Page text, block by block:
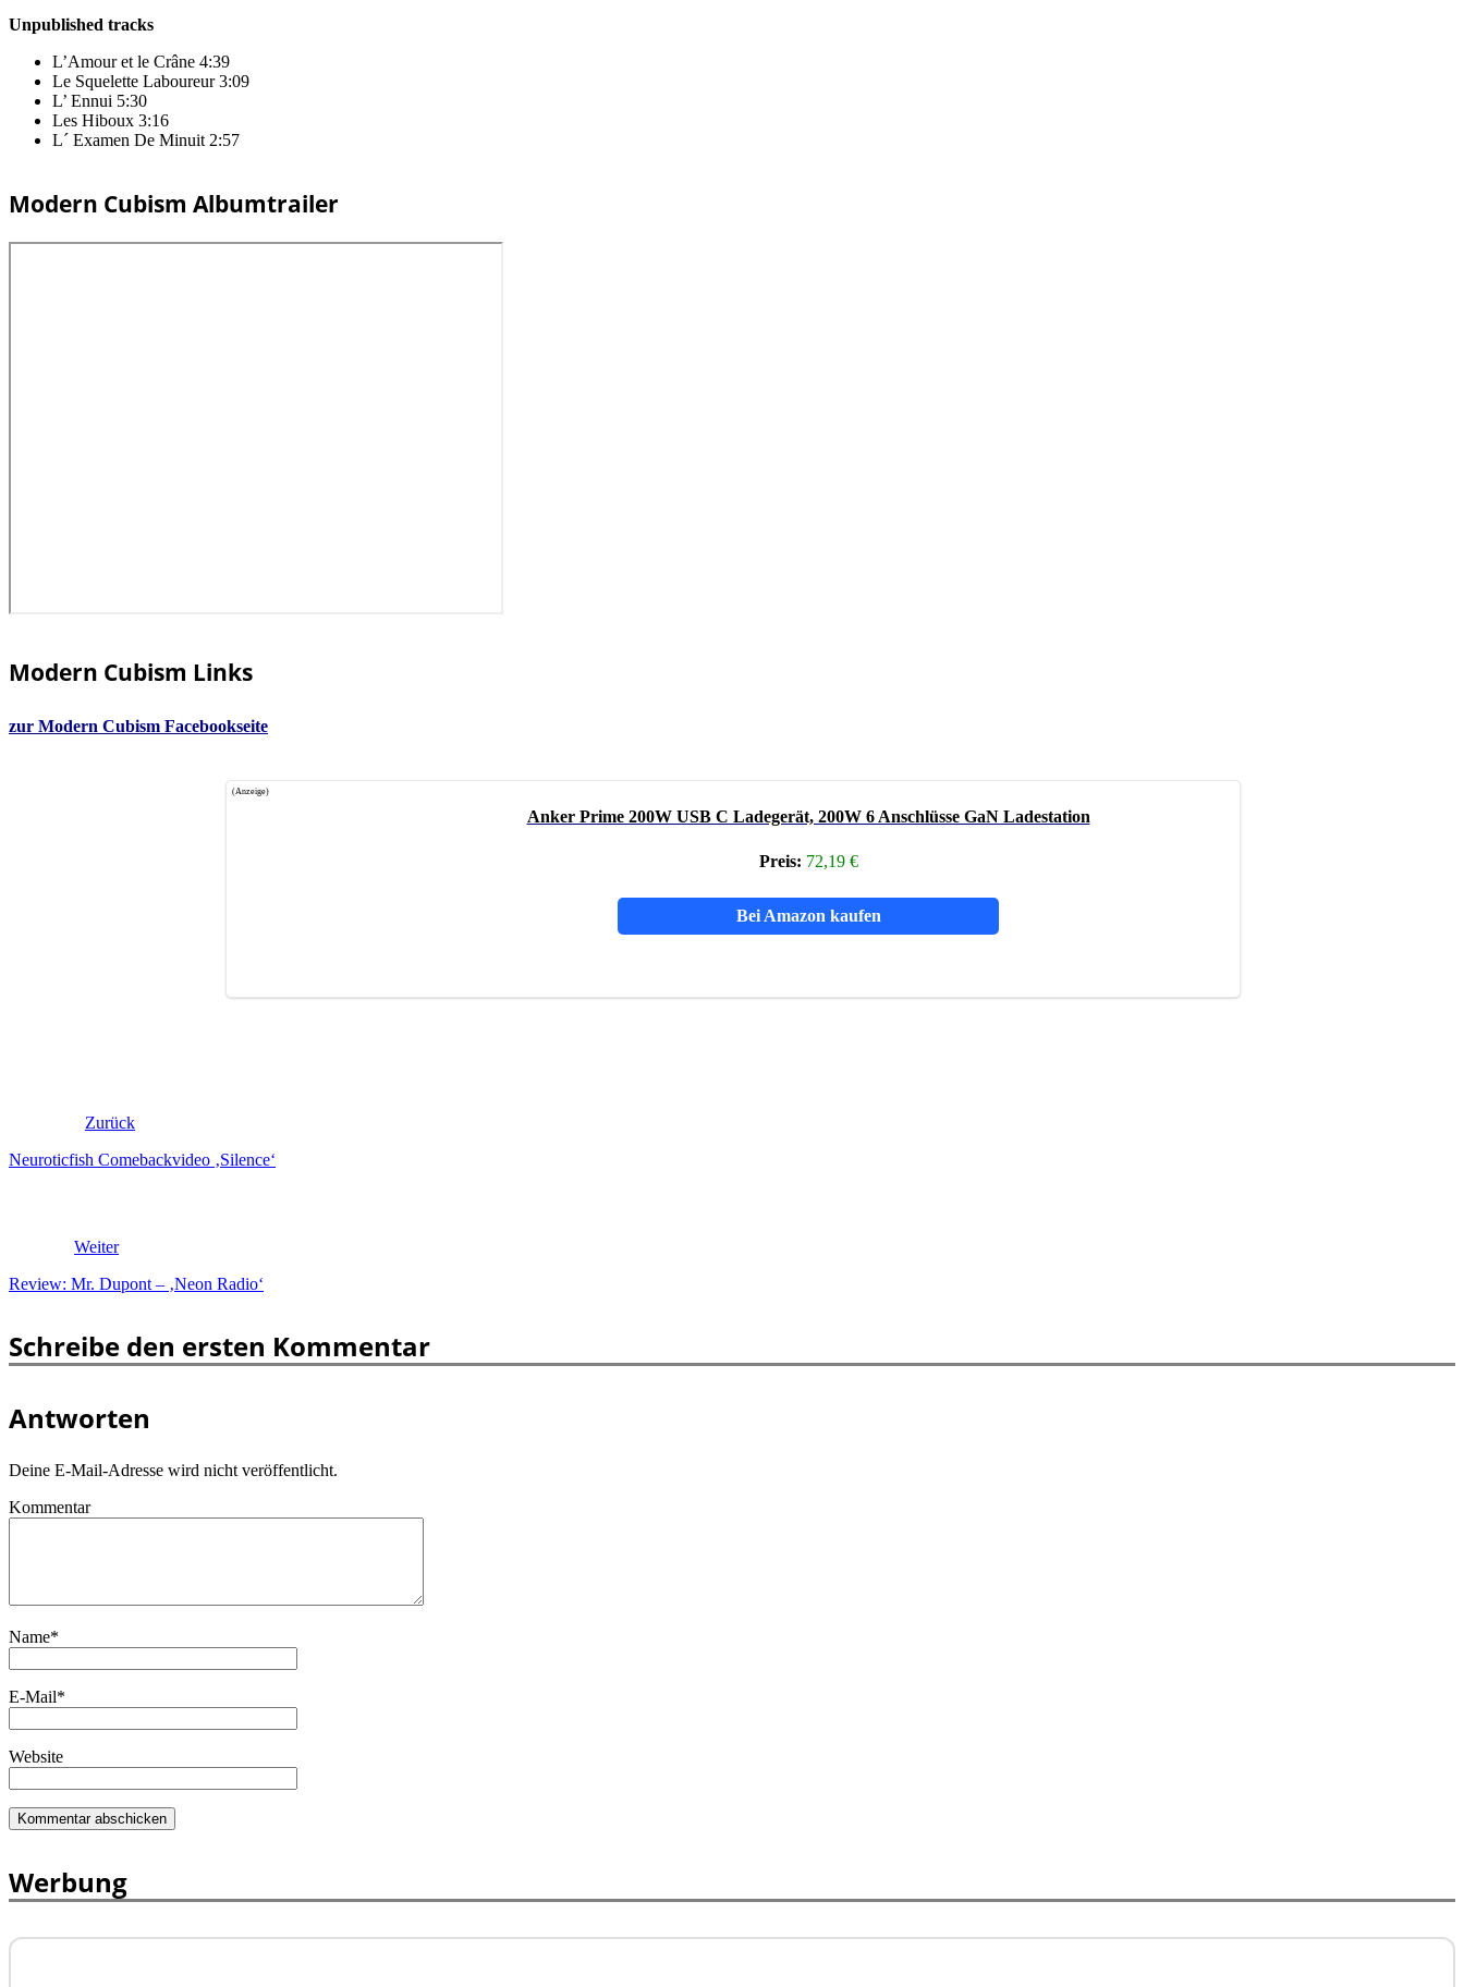
Unpublished tracks
L’Amour et le Crâne 4:39
Le Squelette Laboureur 3:09
L’ Ennui 5:30
Les Hiboux 3:16
L´ Examen De Minuit 2:57
Modern Cubism Albumtrailer
Modern Cubism Links
zur Modern Cubism Facebookseite
(Anzeige)
Anker Prime 200W USB C Ladegerät, 200W 6 Anschlüsse GaN Ladestation
Preis: 72,19 €
Bei Amazon kaufen
Zurück
Neuroticfish Comebackvideo ‚Silence‘
Weiter
Review: Mr. Dupont – ‚Neon Radio‘
Schreibe den ersten Kommentar
Antworten
Deine E-Mail-Adresse wird nicht veröffentlicht.
Kommentar
Name*
E-Mail*
Website
Werbung